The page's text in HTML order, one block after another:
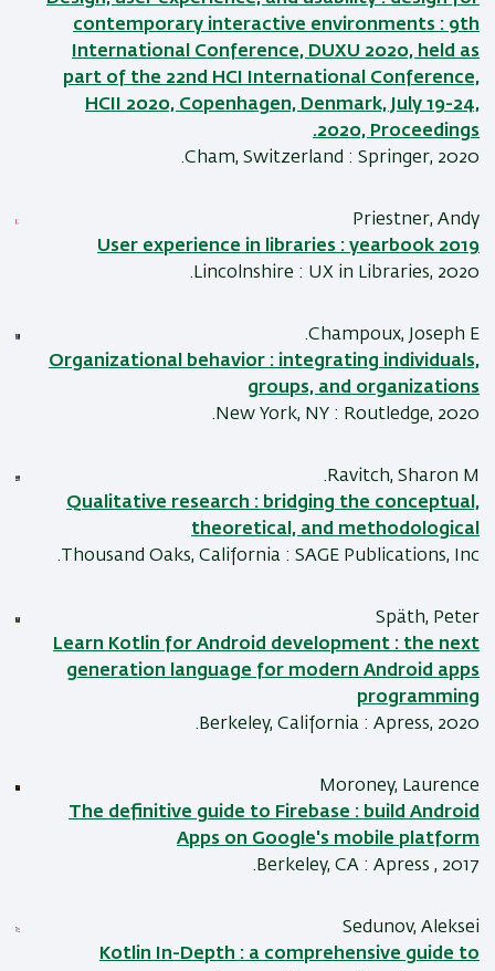
contemporary interactive environments : 9th
International Conference, DUXU 2020, held as
part of the 22nd HCI International Conference,
HCII 2020, Copenhagen, Denmark, July 19-24,
2020, Proceedings.
Cham, Switzerland : Springer, 2020.
Priestner, Andy
User experience in libraries : yearbook 2019
Lincolnshire : UX in Libraries, 2020.
Champoux, Joseph E.
Organizational behavior : integrating individuals,
groups, and organizations
New York, NY : Routledge, 2020.
Ravitch, Sharon M.
Qualitative research : bridging the conceptual,
theoretical, and methodological
Thousand Oaks, California : SAGE Publications, Inc.
Späth, Peter
Learn Kotlin for Android development : the next
generation language for modern Android apps
programming
Berkeley, California : Apress, 2020.
Moroney, Laurence
The definitive guide to Firebase : build Android
Apps on Google's mobile platform
Berkeley, CA : Apress , 2017.
Sedunov, Aleksei
Kotlin In-Depth : a comprehensive guide to